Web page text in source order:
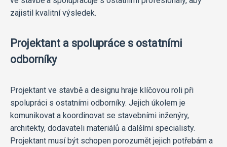
zajistil kvalitní výsledek.
Projektant a spolupráce s ostatními
odborníky
Projektant ve stavbě a designu hraje klíčovou roli při
spolupráci s ostatními odborníky. Jejich úkolem je
komunikovat a koordinovat se stavebními inženýry,
architekty, dodavateli materiálů a dalšími specialisty.
Projektant musí být schopen porozumět jejich potřebám a